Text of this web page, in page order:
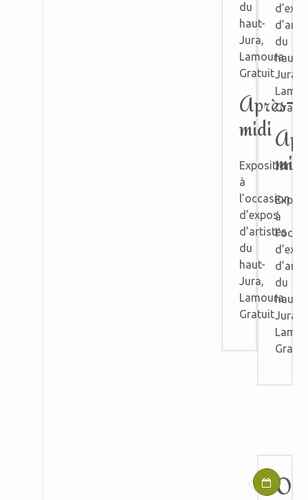
du
haut-
Jura,
midi
à
du
haut-
Jura,
du
haut-
Jura,
Lamoura
Gratuit
Après-
midi
Exposition
à
l’occasion
d’expos
d’artistes
du
haut-
Jura,
Lamoura
Gratuit